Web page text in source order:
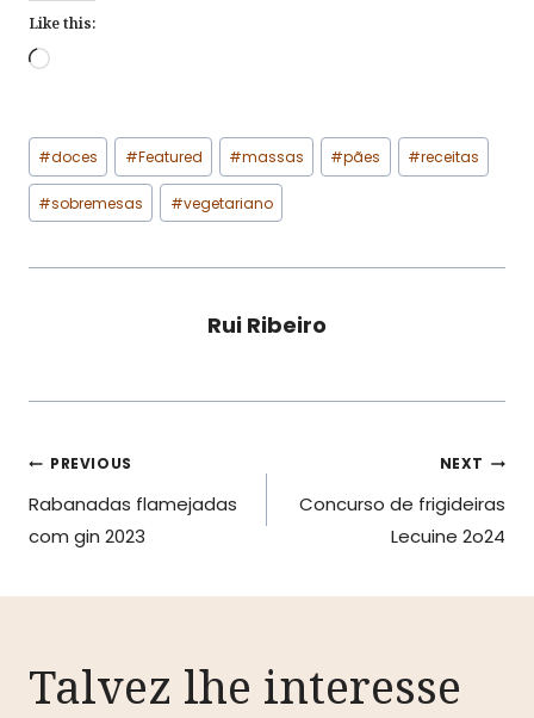
Like this:
L
d
i
n
Post
Tags:
#doces #Featured #massas #pães #receitas
#sobremesas #vegetariano
Rui Ribeiro
Navegação
de
PREVIOUS
Rabanadas flamejadas
com gin 2023
NEXT
Concurso de frigideiras
Lecuine 2o24
Talvez lhe interesse